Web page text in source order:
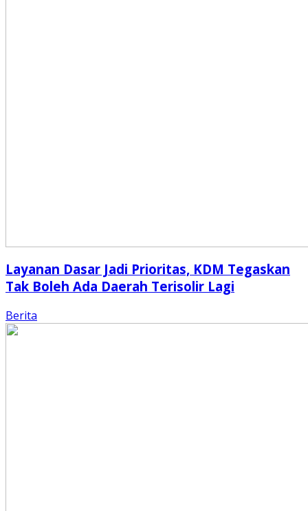
Layanan Dasar Jadi Prioritas, KDM Tegaskan
Tak Boleh Ada Daerah Terisolir Lagi
Berita